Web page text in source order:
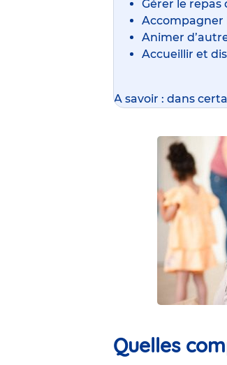
Gérer le repas
Accompagner
Animer
Accueillir et
A savoir : dans
Quelles